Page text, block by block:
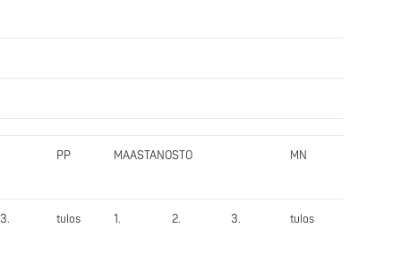
PP MAASTANOSTO MN
3. tulos 1. 2. 3. tulos